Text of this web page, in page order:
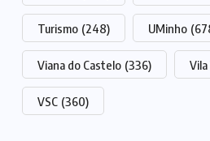
Turismo (248) UMinho
Viana do Castelo (336)
VSC (360)